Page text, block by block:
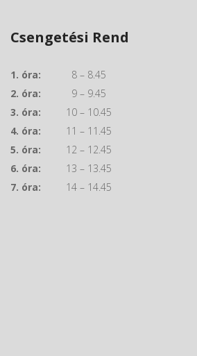
Csengetési Rend
1. óra: 8 – 8.45
2. óra: 9 – 9.45
3. óra: 10 – 10.45
4. óra: 11 – 11.45
5. óra: 12 – 12.45
6. óra: 13 – 13.45
7. óra: 14 – 14.45